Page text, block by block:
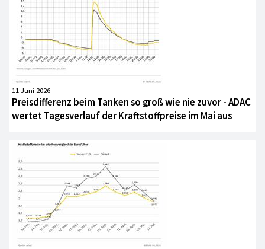
11 Juni 2026
Preisdifferenz beim Tanken so groß wie nie zuvor - ADAC
wertet Tagesverlauf der Kraftstoffpreise im Mai aus